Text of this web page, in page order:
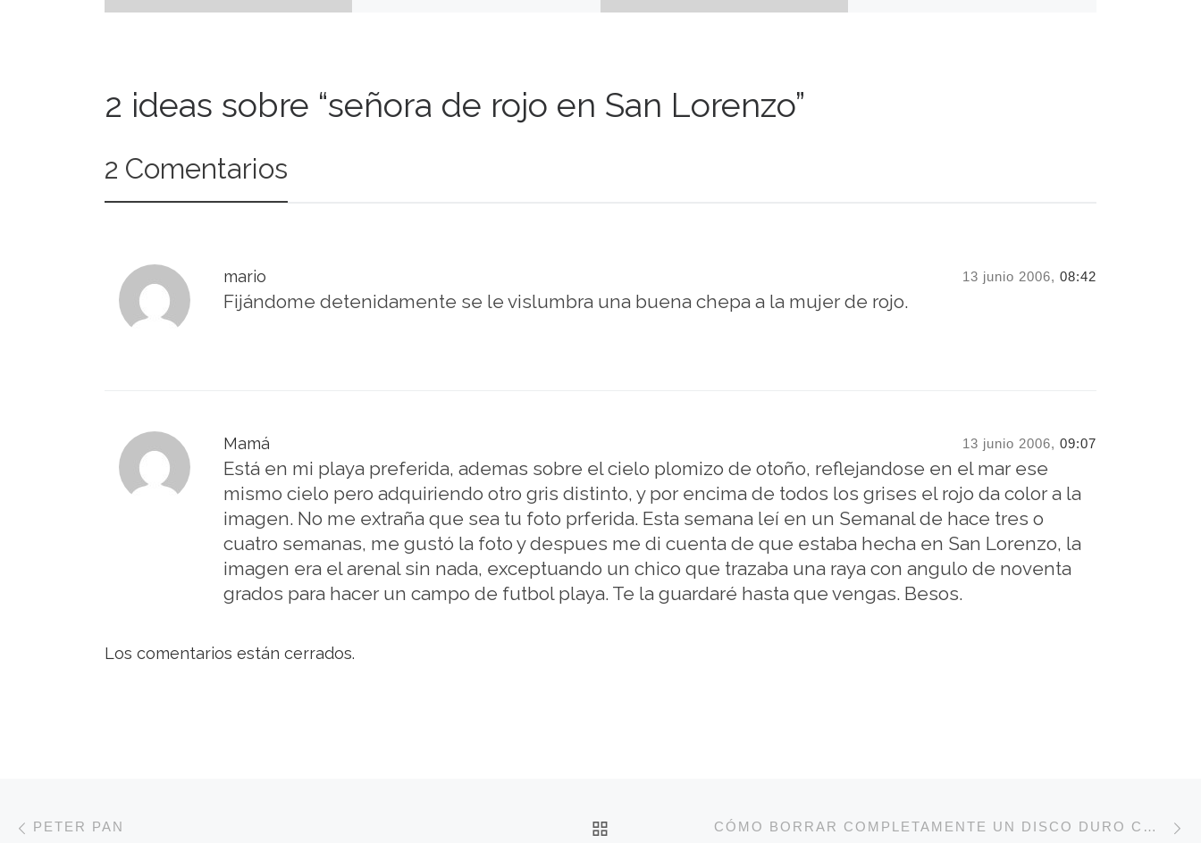
2 ideas sobre “señora de rojo en San Lorenzo”
2 Comentarios
mario 13 junio 2006, 08:42
Fijándome detenidamente se le vislumbra una buena chepa a la mujer de rojo.
Mamá 13 junio 2006, 09:07
Está en mi playa preferida, ademas sobre el cielo plomizo de otoño, reflejandose en el mar ese
mismo cielo pero adquiriendo otro gris distinto, y por encima de todos los grises el rojo da color a la
imagen. No me extraña que sea tu foto prferida. Esta semana leí en un Semanal de hace tres o
cuatro semanas, me gustó la foto y despues me di cuenta de que estaba hecha en San Lorenzo, la
imagen era el arenal sin nada, exceptuando un chico que trazaba una raya con angulo de noventa
grados para hacer un campo de futbol playa. Te la guardaré hasta que vengas. Besos.
Los comentarios están cerrados.
Navegación de entradas
PETER PAN VOLVER A LA LISTA DE ENTRADAS CÓMO BORRAR COMPLETAMENTE UN DISCO DURO CON GNU/LINUX